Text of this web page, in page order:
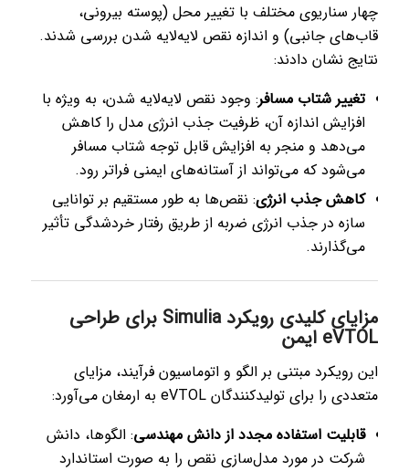
چهار سناریوی مختلف با تغییر محل (پوسته بیرونی،
قاب‌های جانبی) و اندازه نقص لایه‌لایه شدن بررسی شدند.
نتایج نشان دادند:
تغییر شتاب مسافر: وجود نقص لایه‌لایه شدن، به ویژه با
افزایش اندازه آن، ظرفیت جذب انرژی مدل را کاهش
می‌دهد و منجر به افزایش قابل توجه شتاب مسافر
می‌شود که می‌تواند از آستانه‌های ایمنی فراتر رود.
کاهش جذب انرژی: نقص‌ها به طور مستقیم بر توانایی
سازه در جذب انرژی ضربه از طریق رفتار خردشدگی تأثیر
می‌گذارند.
مزایای کلیدی رویکرد Simulia برای طراحی
eVTOL ایمن
این رویکرد مبتنی بر الگو و اتوماسیون فرآیند، مزایای
متعددی را برای تولیدکنندگان eVTOL به ارمغان می‌آورد:
قابلیت استفاده مجدد از دانش مهندسی: الگوها، دانش
شرکت در مورد مدل‌سازی نقص را به صورت استاندارد